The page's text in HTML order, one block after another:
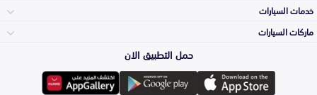
المكائن، القيرات
وملحقاتها
لوازم الرحلات
خدمات السيارات
الأكثر مبيعاً
ماركات السيارات
تويوتا
حمل التطبيق الان